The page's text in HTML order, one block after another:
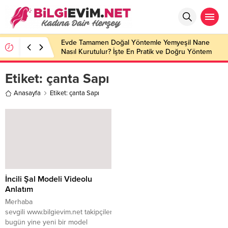
Evde Tamamen Doğal Yöntemle Yemyeşil Nane
Nasıl Kurutulur? İşte En Pratik ve Doğru Yöntem
Etiket: çanta Sapı
Anasayfa Etiket: çanta Sapı
İncili Şal Modeli Videolu
Anlatım
Merhaba
sevgili www.bilgievim.net takipçileri
bugün yine yeni bir model